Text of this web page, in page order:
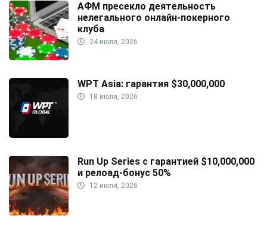
АФМ пресекло деятельность
нелегального онлайн-покерного
клуба
24 июля, 2026
WPT Asia: гарантия $30,000,000
18 июля, 2026
Run Up Series с гарантией $10,000,000
и релоад-бонус 50%
12 июля, 2026